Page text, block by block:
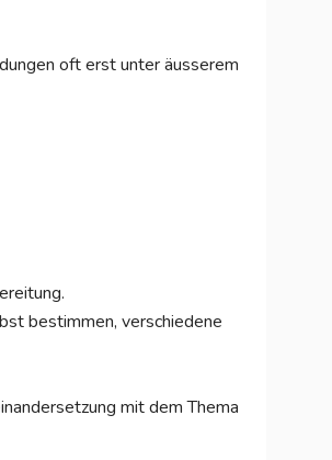
oft erst unter äusserem
bestimmen, verschiedene
mit dem Thema